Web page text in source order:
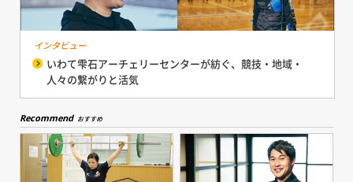
インタビュー
いわて雫石アーチェリーセンターが紡ぐ、競技・地域・
人々の繋がりと活気
Recommend おすすめ